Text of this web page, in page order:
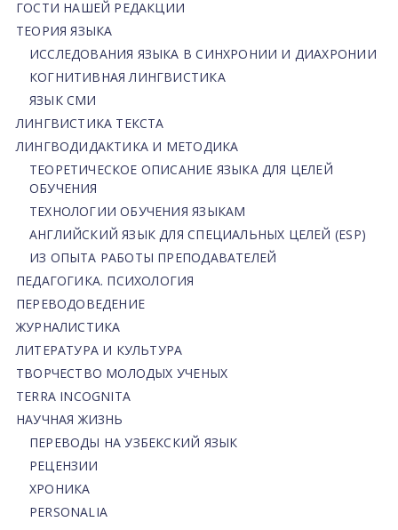
ГОСТИ НАШЕЙ РЕДАКЦИИ
ТЕОРИЯ ЯЗЫКА
ИССЛЕДОВАНИЯ ЯЗЫКА В СИНХРОНИИ И ДИАХРОНИИ
КОГНИТИВНАЯ ЛИНГВИСТИКА
ЯЗЫК СМИ
ЛИНГВИСТИКА ТЕКСТА
ЛИНГВОДИДАКТИКА И МЕТОДИКА
ТЕОРЕТИЧЕСКОЕ ОПИСАНИЕ ЯЗЫКА ДЛЯ ЦЕЛЕЙ
ОБУЧЕНИЯ
ТЕХНОЛОГИИ ОБУЧЕНИЯ ЯЗЫКАМ
АНГЛИЙСКИЙ ЯЗЫК ДЛЯ СПЕЦИАЛЬНЫХ ЦЕЛЕЙ (ESP)
ИЗ ОПЫТА РАБОТЫ ПРЕПОДАВАТЕЛЕЙ
ПЕДАГОГИКА. ПСИХОЛОГИЯ
ПЕРЕВОДОВЕДЕНИЕ
ЖУРНАЛИСТИКА
ЛИТЕРАТУРА И КУЛЬТУРА
ТВОРЧЕСТВО МОЛОДЫХ УЧЕНЫХ
TERRA INCOGNITA
НАУЧНАЯ ЖИЗНЬ
ПЕРЕВОДЫ НА УЗБЕКСКИЙ ЯЗЫК
РЕЦЕНЗИИ
ХРОНИКА
PERSONALIA